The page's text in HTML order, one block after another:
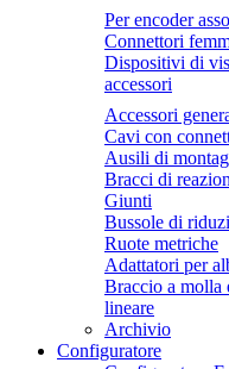
Per encoder
Connettori
Dispositivi di
accessori
Accessori
Cavi con
Ausili di
Bracci di
Giunti
Bussole di
Ruote metriche
Adattatori per
Braccio a molla
lineare
Archivio
Configuratore